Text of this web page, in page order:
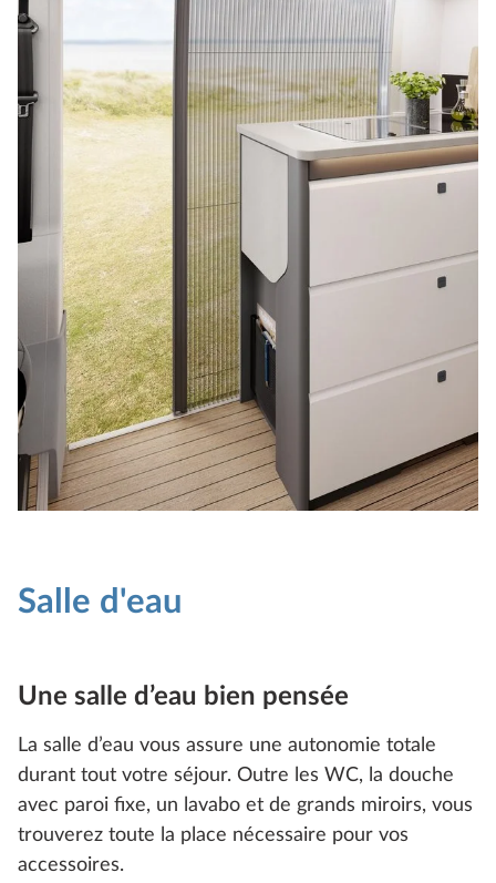
Salle d'eau
Une salle d’eau bien pensée
La salle d’eau vous assure une autonomie totale
durant tout votre séjour. Outre les WC, la douche
avec paroi fixe, un lavabo et de grands miroirs, vous
trouverez toute la place nécessaire pour vos
accessoires.